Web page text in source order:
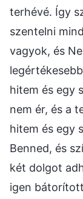
terhévé. Így
szentelni
vagyok, és
hitem és egy
nem ér, és a
hitem és egy
Benned, és
két dolgot
igen